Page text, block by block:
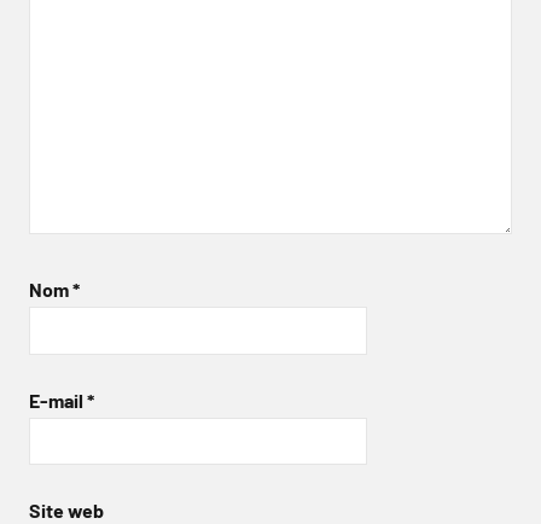
Nom*
E-mail *
Site web